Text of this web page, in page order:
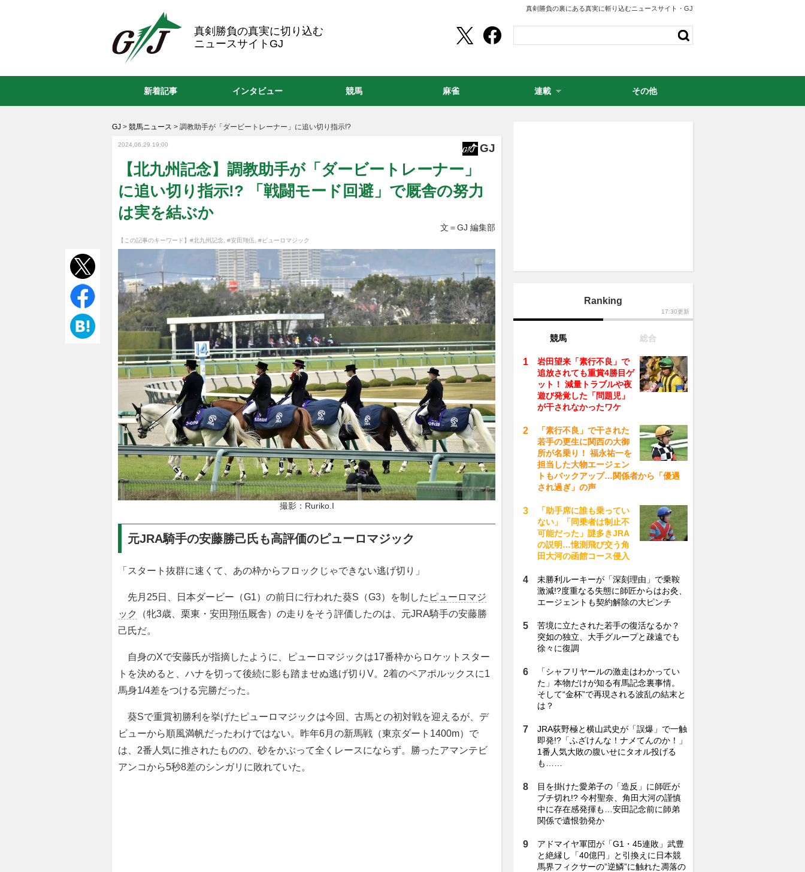
真剣勝負の裏にある真実に斬り込むニュースサイト・GJ
真剣勝負の真実に切り込む
ニュースサイトGJ
GJ > 競馬ニュース > 調教助手が「ダービートレーナー」に追い切り指示!?
2024.06.29 19:00 GJ
【北九州記念】調教助手が「ダービートレーナー」
に追い切り指示!? 「戦闘モード回避」で厩舎の努力
は実を結ぶか
文＝GJ 編集部
【この記事のキーワード】 #北九州記念 #安田翔伍 #ピューロマジック
撮影：Ruriko.I
元JRA騎手の安藤勝己氏も高評価のピューロマジック
「スタート抜群に速くて、あの枠からフロックじゃできない逃げ切り」
先月25日、日本ダービー（G1）の前日に行われた葵S（G3）を制した ピューロマジ
ック
（牝3歳、栗東・ 安田翔伍厩舎）の走りをそう評価したのは、元JRA騎手の安藤勝
己氏だ。
自身のXで安藤氏が指摘したように、ピューロマジックは17番枠からロケットスター
トを決めると、ハナを切って後続に影も踏ませぬ逃げ切りV。2着のペアポルックスに1
馬身1/4差をつける完勝だった。
葵Sで重賞初勝利を挙げたピューロマジックは今回、古馬との初対戦を迎えるが、デ
ビューから順風満帆だったわけではない。昨年6月の新馬戦（東京ダート1400m）で
は、2番人気に推されたものの、砂をかぶって全くレースにならず。勝ったアマンテビ
アンコから5秒8差のシンガリに敗れていた。
Ranking
17:30更新
競馬 総合
岩田望来「素行不良」で
追放されても重賞4勝目ゲ
ット！ 減量トラブルや夜
遊び発覚した「問題児」
が干されなかったワケ
「素行不良」で干された
若手の更生に関西の大御
所が名乗り！ 福永祐一を
担当した大物エージェン
トもバックアップ…関係者から「優遇
され過ぎ」の声
「助手席に誰も乗ってい
ない」「同乗者は制止不
可能だった」謎多きJRA
の説明…憶測飛び交う角
田大河の函館コース侵入
未勝利ルーキーが「深刻理由」で乗鞍
激減!?度重なる失態に師匠からはお灸、
エージェントも契約解除の大ピンチ
苦境に立たされた若手の復活なるか？
突如の独立、大手グループと疎遠でも
徐々に復調
「シャフリヤールの激走はわかってい
た」本物だけが知る有馬記念裏事情。
そして“金杯”で再現される波乱の結末と
は？
JRA荻野極と横山武史が「誤爆」で一触
即発!?「ふざけんな！ナメてんのか！」
1番人気大敗の腹いせにタオル投げる
も……
目を掛けた愛弟子の「造反」に師匠が
ブチ切れ!? 今村聖奈、角田大河の謹慎
中に存在感発揮も…安田記念前に師弟
関係で遺恨勃発か
アドマイヤ軍団が「G1・45連敗」武豊
と絶縁し「40億円」と引換えに日本競
馬界フィクサーの”逆鱗”に触れた凋落の
新着記事 インタビュー 競馬 麻雀 連載 その他